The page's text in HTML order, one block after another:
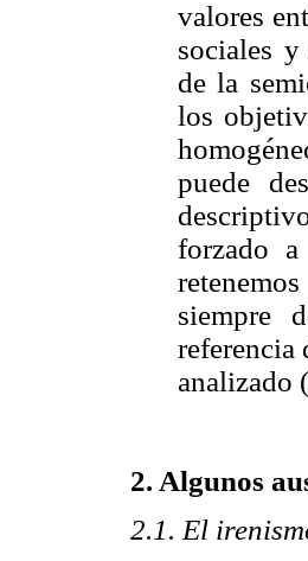
valores
sociales
de la
los
puede
forzado
siempre
referencia
analizado
2. Algunos
2.1. El